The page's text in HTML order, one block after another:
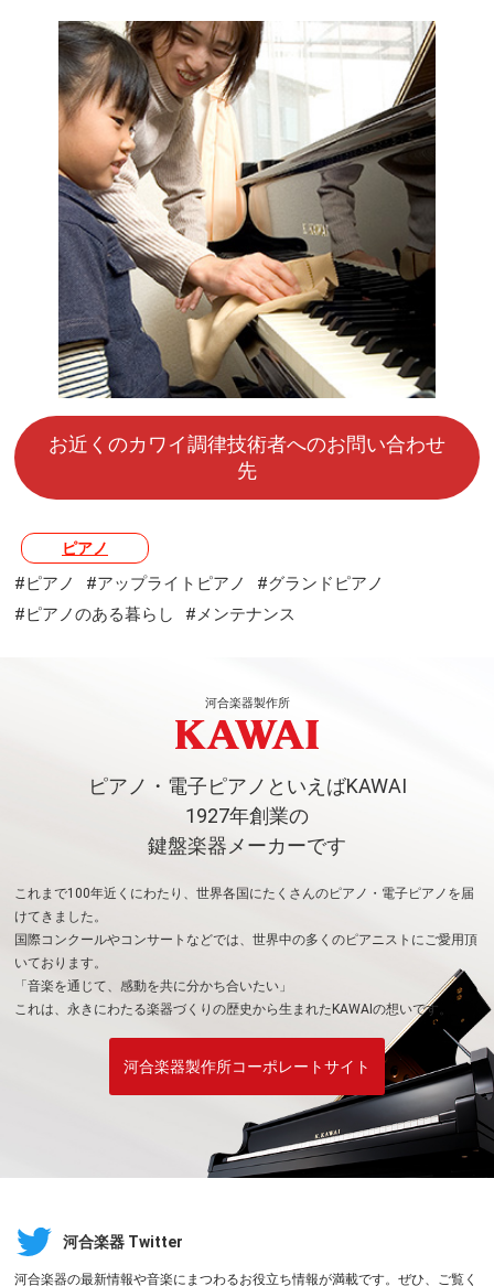
お近くのカワイ調律技術者へのお問い合わせ
先
ピアノ
#ピアノ #アップライトピアノ
#グランドピアノ
#ピアノのある暮らし
#メンテナンス
河合楽器製作所
ピアノ・電子ピアノといえばKAWAI
1927年創業の
鍵盤楽器メーカーです
これまで100年近くにわたり、世界各国にたくさんのピアノ・電子ピアノを届
けてきました。
国際コンクールやコンサートなどでは、世界中の多くのピアニストにご愛用頂
いております。
「音楽を通じて、感動を共に分かち合いたい」
これは、永きにわたる楽器づくりの歴史から生まれたKAWAIの想いです。
河合楽器製作所コーポレートサイト
河合楽器 Twitter
河合楽器の最新情報や音楽にまつわるお役立ち情報が満載です。ぜひ、ご覧く